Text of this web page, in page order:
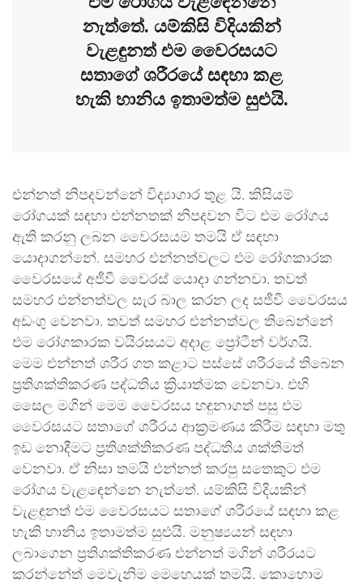
නැත්තේ. යම්කිසි විදියකින්
වැළඳුනත් එම වෛරසයට
සතාගේ ශරීරයේ සඳහා කළ
හැකි හානිය ඉතාමත්ම සුළුයි.
එන්නත් නිපදවන්නේ විද්‍යාගාර තුළ යි. කිසියම්
රෝගයක් සඳහා එන්නතක් නිපදවන විට එම රෝගය
ඇති කරනු ලබන වෛරසයම තමයි ඒ සඳහා
යොදාගන්නේ. සමහර එන්නත්වලට එම රෝගකාරක
වෛරසයේ අජීවී වෛරස් යොදා ගන්නවා. තවත්
සමහර එන්නත්වල සැර බාල කරන ලද සජීවී වෛරසය
අඩංගු වෙනවා. තවත් සමහර එන්නත්වල තිබෙන්නේ
එම රෝගකාරක වයිරසයට අදාළ ප්‍රෝටීන් වර්ගයි.
මෙම එන්නත් ශරීර ගත කළාට පස්සේ ශරීරයේ තිබෙන
ප්‍රතිශක්තිකරණ පද්ධතිය ක්‍රියාත්මක වෙනවා. එහි
සෛල මගින් මෙම වෛරසය හඳුනාගත් පසු එම
වෛරසයට සතාගේ ශරීරය ආක්‍රමණය කිරීම සඳහා මතු
ඉඩ නොදීමට ප්‍රතිශක්තිකරණ පද්ධතිය ශක්තිමත්
වෙනවා. ඒ නිසා තමයි එන්නත් කරපු සතෙකුට එම
රෝගය වැළඳෙන්නෙ නැත්තේ. යම්කිසි විදියකින්
වැළඳුනත් එම වෛරසයට සතාගේ ශරීරයේ සඳහා කළ
හැකි හානිය ඉතාමත්ම සුළුයි. මනුෂ්‍යයන් සඳහා
ලබාගෙන ප්‍රතිශක්තිකරණ එන්නත් මගින් ශරීරයට
කරන්නේත් මෙවැනිම මෙහෙයක් තමයි. කොහොම